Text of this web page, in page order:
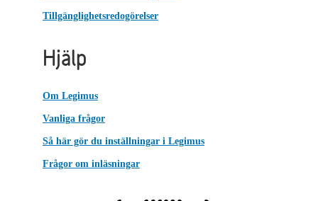
Tillgänglighetsredogörelser
Hjälp
Om Legimus
Vanliga frågor
Så här gör du inställningar i Legimus
Frågor om inläsningar